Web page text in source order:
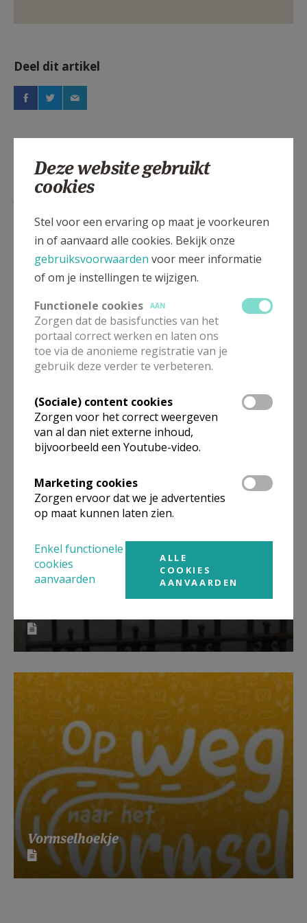
Deel dit artikel
Lees meer
Vormselhoekje
Deze website gebruikt
cookies
Stel voor een ervaring op maat je voorkeuren
in of aanvaard alle cookies. Bekijk onze
gebruiksvoorwaarden voor meer informatie
of om je instellingen te wijzigen.
Functionele cookies
AAN
Zorgen dat de basisfuncties van het
portaal correct werken en laten ons
toe via de anonieme registratie van je
gebruik deze verder te verbeteren.
(Sociale) content cookies
Zorgen voor het correct weergeven
van al dan niet externe inhoud,
bijvoorbeeld een Youtube-video.
Marketing cookies
Zorgen ervoor dat we je advertenties
op maat kunnen laten zien.
Enkel functionele
cookies
aanvaarden
ALLE
COOKIES
AANVAARDEN